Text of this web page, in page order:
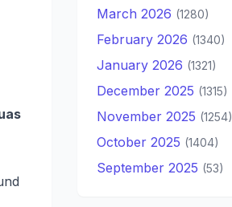
March 2026 (1280)
February 2026 (1340)
January 2026 (1321)
December 2025 (1315)
November 2025 (1254)
October 2025 (1404)
September 2025 (53)